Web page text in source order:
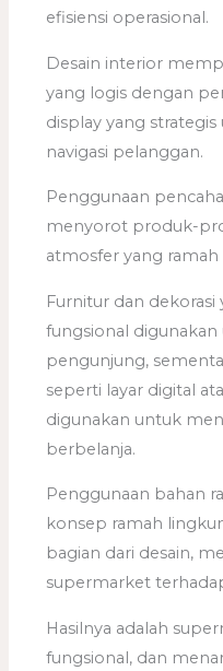
efisiensi operasional.
Desain interior
yang logis dengan
display yang
navigasi pelanggan.
Penggunaan
menyorot produk-
atmosfer yang
Furnitur dan
fungsional
pengunjung,
seperti layar digital
digunakan untuk
berbelanja.
Penggunaan bahan
konsep ramah
bagian dari desain,
supermarket
Hasilnya adalah
fungsional, dan